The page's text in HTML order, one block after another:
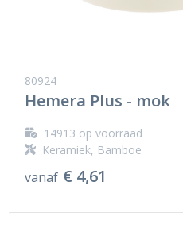
80924
Hemera Plus - mok
14913 op voorraad
Keramiek, Bamboe
vanaf € 4,61